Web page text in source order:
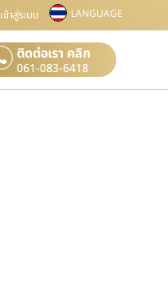
เข้าสู่ระบบ LANGUAGE
ติดต่อเรา คลิก
061-083-6418